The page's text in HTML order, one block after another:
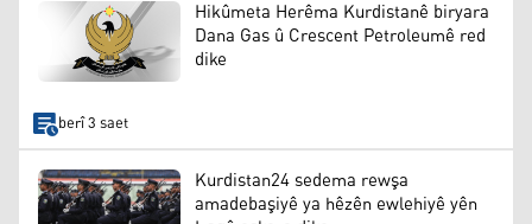
Hikûmeta Herêma Kurdistanê biryara
Dana Gas û Crescent Petroleumê red
dike
berî 3 saet
Kurdistan24 sedema rewşa
amadebaşiyê ya hêzên ewlehiyê yên